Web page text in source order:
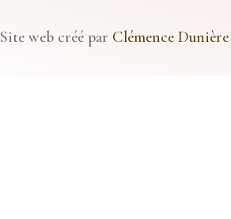
Site web créé par Clémence